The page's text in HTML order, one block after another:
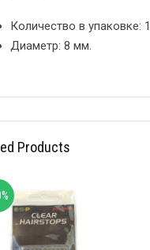
Количество в упаковке:
Диаметр: 8 мм.
Products